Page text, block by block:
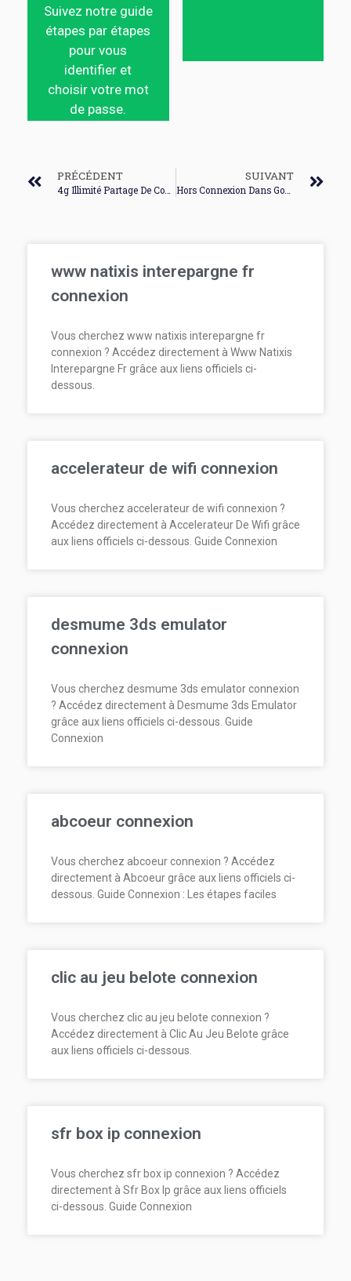
Suivez notre guide
étapes par étapes
pour vous
identifier et
choisir votre mot
de passe.
PRÉCÉDENT SUIVANT
Hors Connexion Dans Google Drive
www natixis interepargne fr
connexion
Vous cherchez www natixis interepargne fr
connexion ? Accédez directement à Www Natixis
Interepargne Fr grâce aux liens officiels ci-
dessous.
accelerateur de wifi connexion
Vous cherchez accelerateur de wifi connexion ?
Accédez directement à Accelerateur De Wifi grâce
aux liens officiels ci-dessous. Guide Connexion
desmume 3ds emulator
connexion
Vous cherchez desmume 3ds emulator connexion
? Accédez directement à Desmume 3ds Emulator
grâce aux liens officiels ci-dessous. Guide
Connexion
abcoeur connexion
Vous cherchez abcoeur connexion ? Accédez
directement à Abcoeur grâce aux liens officiels ci-
dessous. Guide Connexion : Les étapes faciles
clic au jeu belote connexion
Vous cherchez clic au jeu belote connexion ?
Accédez directement à Clic Au Jeu Belote grâce
aux liens officiels ci-dessous.
sfr box ip connexion
Vous cherchez sfr box ip connexion ? Accédez
directement à Sfr Box Ip grâce aux liens officiels
ci-dessous. Guide Connexion